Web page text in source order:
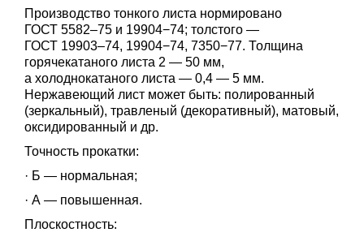
Производство тонкого листа нормировано
ГОСТ 5582–75 и 19904−74; толстого —
ГОСТ 19903–74, 19904−74, 7350−77. Толщина
горячекатаного листа 2 — 50 мм,
а холоднокатаного листа — 0,4 — 5 мм.
Нержавеющий лист может быть: полированный
(зеркальный), травленый (декоративный), матовый,
оксидированный и др.
Точность прокатки:
· Б — нормальная;
· А — повышенная.
Плоскостность: